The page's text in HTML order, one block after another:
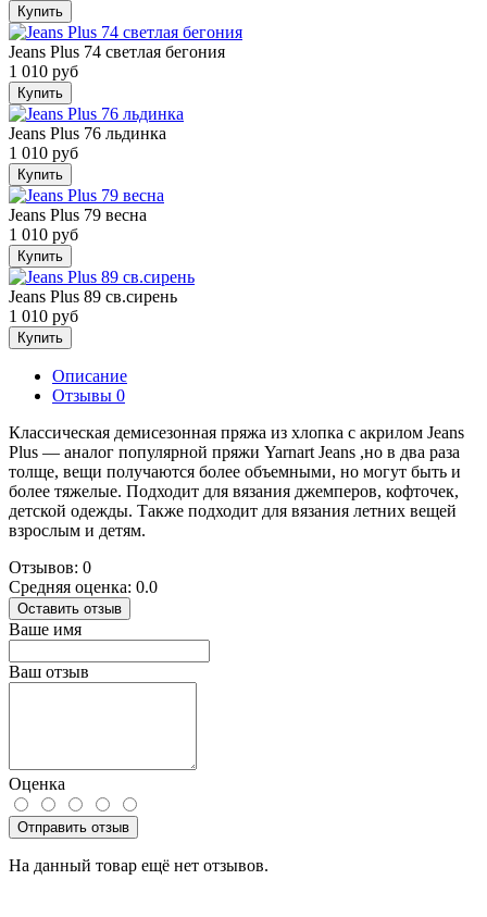
Купить
Jeans Plus 74 светлая бегония
1 010 руб
Купить
Jeans Plus 76 льдинка
1 010 руб
Купить
Jeans Plus 79 весна
1 010 руб
Купить
Jeans Plus 89 св.сирень
1 010 руб
Купить
Описание
Отзывы 0
Классическая демисезонная пряжа из хлопка с акрилом Jeans
Plus — аналог популярной пряжи Yarnart Jeans ,но в два раза
толще, вещи получаются более объемными, но могут быть и
более тяжелые. Подходит для вязания джемперов, кофточек,
детской одежды. Также подходит для вязания летних вещей
взрослым и детям.
Отзывов: 0
Средняя оценка: 0.0
Оставить отзыв
Ваше имя
Ваш отзыв
Оценка
Отправить отзыв
На данный товар ещё нет отзывов.